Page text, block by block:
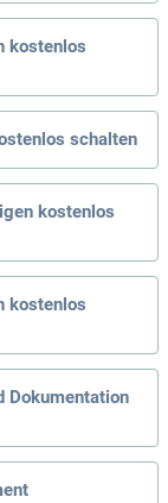
kostenlos
schalten
kostenlos
kostenlos
Dokumentation